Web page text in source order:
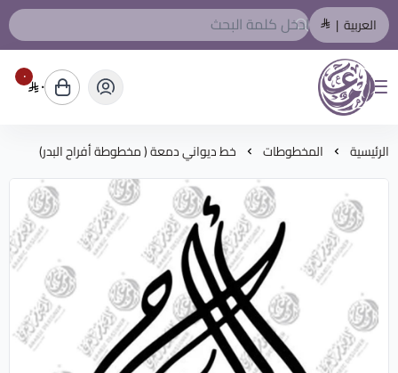
العربية |
المصمم العربي
٠ ٠
الرئيسية المخطوطات خط ديواني دمعة ( مخطوطة أفراح البدر)